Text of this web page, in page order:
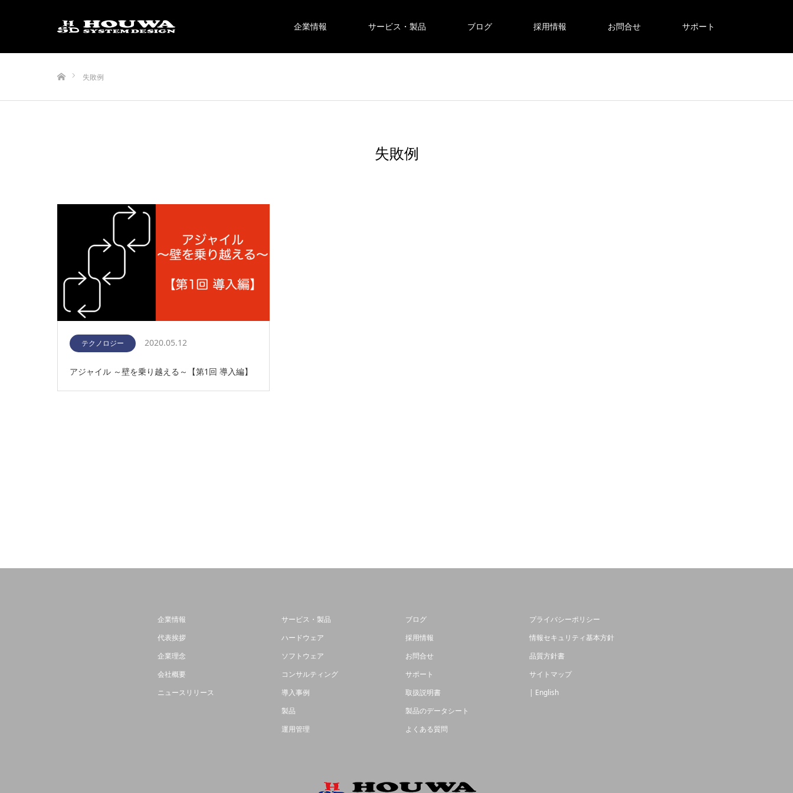
企業情報 サービス・製品 ブログ 採用情報 お問合せ サポート
失敗例
失敗例
テクノロジー 2020.05.12
アジャイル ～壁を乗り越える～【第1回 導入編】
企業情報
代表挨拶
企業理念
会社概要
ニュースリリース
サービス・製品
ハードウェア
ソフトウェア
コンサルティング
導入事例
製品
運用管理
ブログ
採用情報
お問合せ
サポート
取扱説明書
製品のデータシート
よくある質問
プライバシーポリシー
情報セキュリティ基本方針
品質方針書
サイトマップ
| English